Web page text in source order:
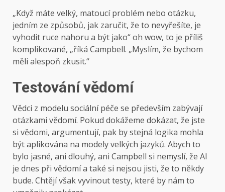
„Když máte velký, matoucí problém nebo otázku,
jedním ze způsobů, jak zaručit, že to nevyřešíte, je
vyhodit ruce nahoru a být jako“ oh wow, to je příliš
komplikované, „říká Campbell. „Myslím, že bychom
měli alespoň zkusit.“
Testování vědomí
Vědci z modelu sociální péče se především zabývají
otázkami vědomí. Pokud dokážeme dokázat, že jste
si vědomi, argumentují, pak by stejná logika mohla
být aplikována na modely velkých jazyků. Abych to
bylo jasné, ani dlouhý, ani Campbell si nemyslí, že AI
je dnes při vědomí a také si nejsou jisti, že to někdy
bude. Chtějí však vyvinout testy, které by nám to